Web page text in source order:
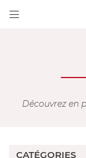

Découvrez en
CATÉGORIES